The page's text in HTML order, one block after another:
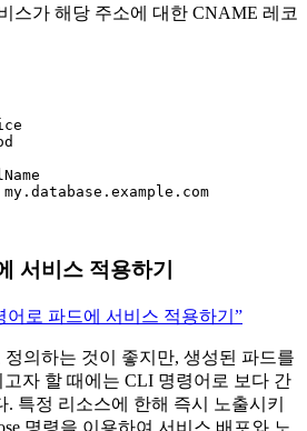
스가 해당 주소에 대한 CNAME 레코
my.database.example.com
서비스 적용하기
어로 파드에 서비스 적용하기”
의하는 것이 좋지만, 생성된 파드를
자 할 때에는 CLI 명령어로 보다 간
특정 리소스에 한해 즉시 노출시키